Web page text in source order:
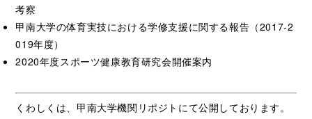
考察
甲南大学の体育実技における学修支援に関する報告（2017-2
019年度）
2020年度スポーツ健康教育研究会開催案内
くわしくは、甲南大学機関リポジトにて公開しております。